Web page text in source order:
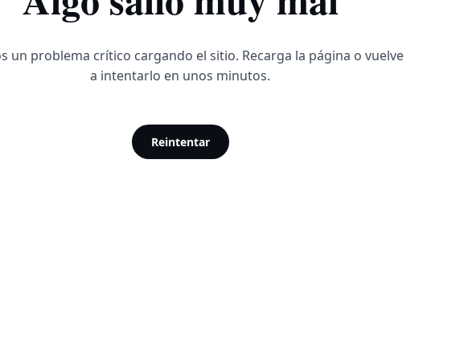
un problema crítico cargando el sitio. Recarga la página o vuelve
a intentarlo en unos minutos.
Reintentar